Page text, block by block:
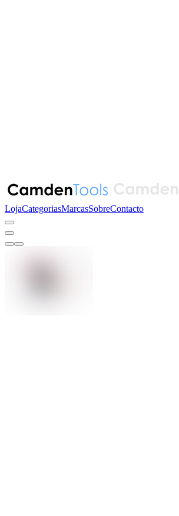
LojaCategoriasMarcasSobreContacto